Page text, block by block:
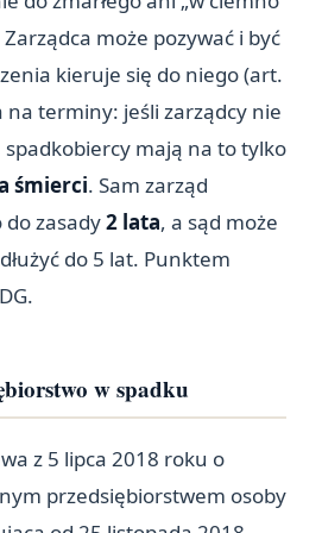
może pozywać i być
kieruje się do niego (art.
na terminy: jeśli zarządcy nie
spadkobiercy mają na to tylko
śmierci. Sam zarząd
zasady2 lata, a sąd może
do 5 lat. Punktem
w spadku
z 5 lipca 2018 roku o
przedsiębiorstwem osoby